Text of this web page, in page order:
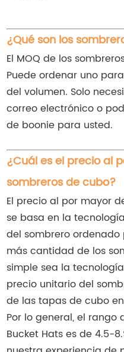
¿Qué son los
El MOQ de los
Puede ordenar uno
del volumen. Solo
correo electrónico o
de boonie para usted.
¿Cuál es el precio al
sombreros de cubo?
El precio al por mayor
se basa en la
del sombrero ordenado
más cantidad de los
simple sea la
precio unitario del
de las tapas de cubo
Por lo general, el
Bucket Hats es de 4.5-